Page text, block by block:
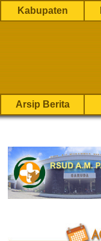
Kabupaten
Arsip Berita